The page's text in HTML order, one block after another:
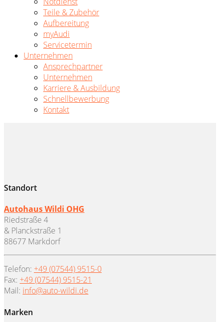
Teile & Zubehör
Aufbereitung
myAudi
Servicetermin
Unternehmen
Ansprechpartner
Unternehmen
Karriere & Ausbildung
Schnellbewerbung
Kontakt
Standort
Autohaus Wildi OHG
Riedstraße 4
& Planckstraße 1
88677 Markdorf
Telefon: +49 (07544) 9515-0
Fax: +49 (07544) 9515-21
Mail: info@auto-wildi.de
Marken